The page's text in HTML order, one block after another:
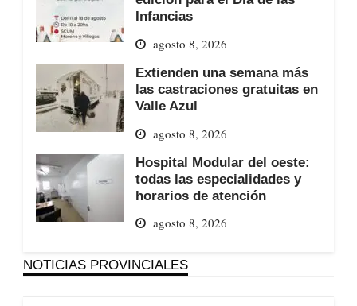
Infancias
agosto 8, 2026
Extienden una semana más
las castraciones gratuitas en
Valle Azul
agosto 8, 2026
Hospital Modular del oeste:
todas las especialidades y
horarios de atención
agosto 8, 2026
NOTICIAS PROVINCIALES